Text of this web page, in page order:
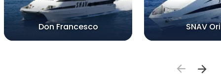
Don Francesco SNAV